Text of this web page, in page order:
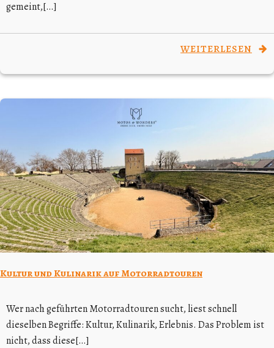
gemeint,[…]
WEITERLESEN
Kultur und Kulinarik auf Motorradtouren
Wer nach geführten Motorradtouren sucht, liest schnell
dieselben Begriffe: Kultur, Kulinarik, Erlebnis. Das Problem ist
nicht, dass diese[…]